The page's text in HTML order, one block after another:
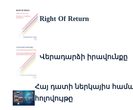
Right Of Return
Վերադարձի իրավունքը
Հայ դատի ներկայիս
հոլովույթը